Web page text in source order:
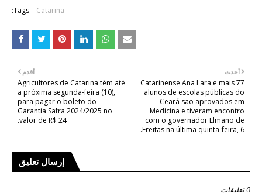
Tags: Catarina
أحدث
Catarinense Ana Lara e mais 77
alunos de escolas públicas do
Ceará são aprovados em
Medicina e tiveram encontro
com o governador Elmano de
Freitas na última quinta-feira, 6.
أقدم
Agricultores de Catarina têm até
a próxima segunda-feira (10),
para pagar o boleto do
Garantia Safra 2024/2025 no
valor de R$ 24.
إرسال تعليق
0 تعليقات